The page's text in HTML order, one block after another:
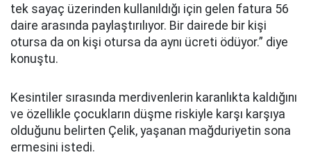
tek sayaç üzerinden kullanıldığı için gelen fatura 56
daire arasında paylaştırılıyor. Bir dairede bir kişi
otursa da on kişi otursa da aynı ücreti ödüyor.” diye
konuştu.
Kesintiler sırasında merdivenlerin karanlıkta kaldığını
ve özellikle çocukların düşme riskiyle karşı karşıya
olduğunu belirten Çelik, yaşanan mağduriyetin sona
ermesini istedi.